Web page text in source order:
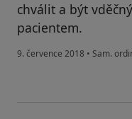
chválit a být
pacientem.
9. července 2018 • Sam.